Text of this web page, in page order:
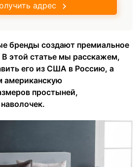
адрес
бренды создают премиальное
В этой статье мы расскажем,
его из США в Россию, а
американскую
простыней,